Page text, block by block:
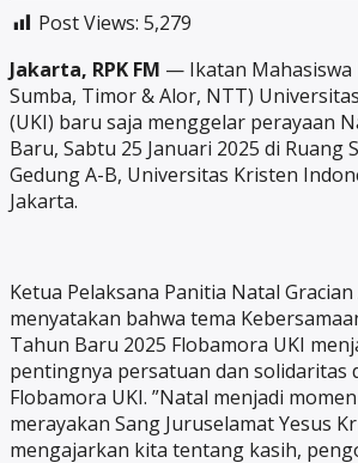
Post Views: 5,279
Jakarta, RPK FM — Ikatan Mahasiswa
Sumba, Timor & Alor, NTT)
(UKI) baru saja menggelar perayaan
Baru, Sabtu 25 Januari 2025 di Ruang
Gedung A-B, Universitas Kristen
Jakarta.
Ketua Pelaksana Panitia Natal
menyatakan bahwa tema
Tahun Baru 2025 Flobamora UKI
pentingnya persatuan dan solidaritas
Flobamora UKI. ”Natal menjadi
merayakan Sang Juruselamat Yesus
mengajarkan kita tentang kasih,